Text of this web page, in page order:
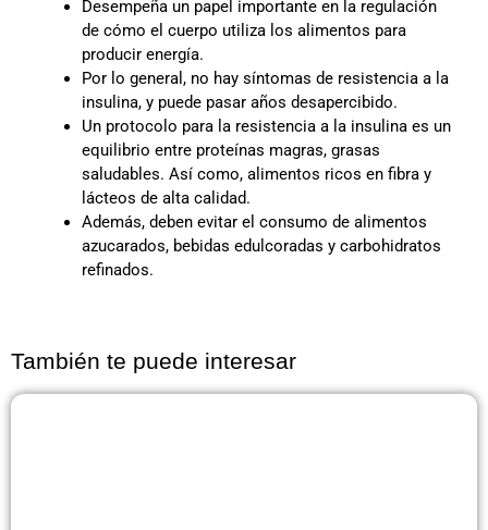
Desempeña un papel importante en la regulación
de cómo el cuerpo utiliza los alimentos para
producir energía.
Por lo general, no hay síntomas de resistencia a la
insulina, y puede pasar años desapercibido.
Un protocolo para la resistencia a la insulina es un
equilibrio entre proteínas magras, grasas
saludables. Así como, alimentos ricos en fibra y
lácteos de alta calidad.
Además, deben evitar el consumo de alimentos
azucarados, bebidas edulcoradas y carbohidratos
refinados.
También te puede interesar